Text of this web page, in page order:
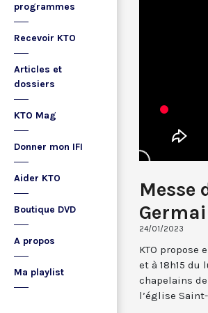
programmes
Recevoir KTO
Articles et
dossiers
KTO Mag
Donner mon IFI
Aider KTO
Boutique DVD
A propos
Ma playlist
Messe
24/01/2023
KTO propose
et à 18h15
chapelains
l’église